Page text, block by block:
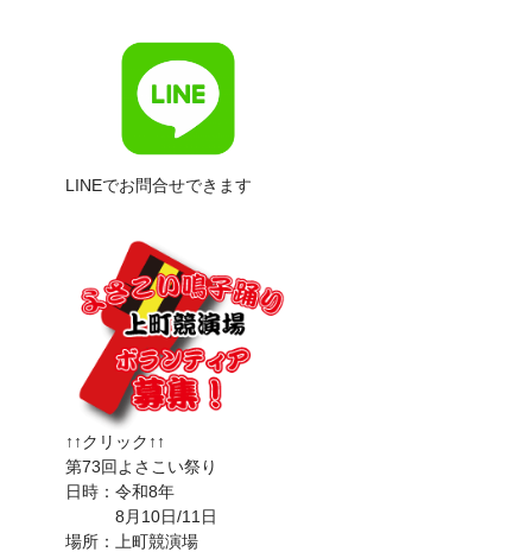
LINEでお問合せできます
↑↑クリック↑↑
第73回よさこい祭り
日時：令和8年
8月10日/11日
場所：上町競演場